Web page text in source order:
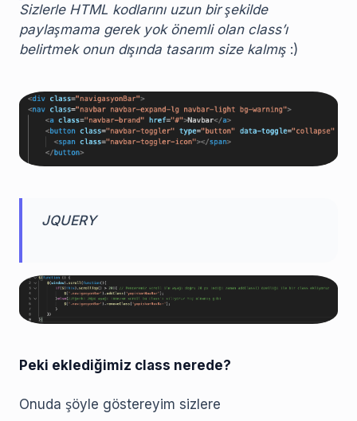
Sizlerle HTML kodlarını uzun bir şekilde
paylaşmama gerek yok önemli olan class’ı
belirtmek onun dışında tasarım size kalmış :)
JQUERY
Peki eklediğimiz class nerede?
Onuda şöyle göstereyim sizlere